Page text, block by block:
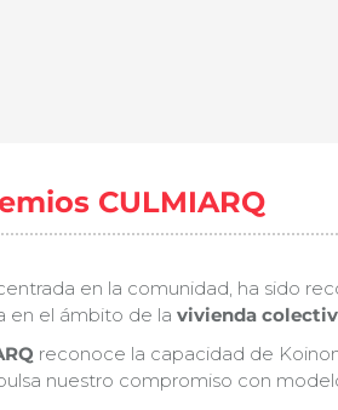
CULMIARQ
en la comunidad, ha sido
en el ámbito de la vivienda
reconoce la capacidad de
nuestro compromiso con